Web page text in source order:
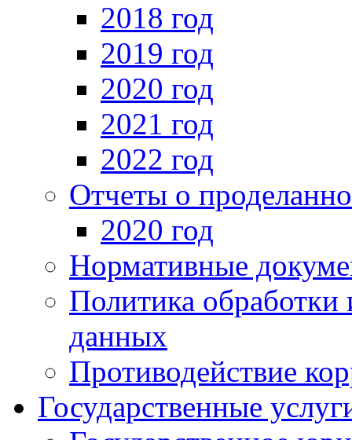
2018 год
2019 год
2020 год
2021 год
2022 год
Отчеты о
2020 год
Нормативные
Политика
данных
Противодействие
Государственные